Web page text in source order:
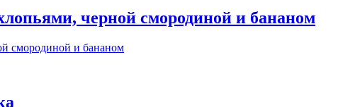
черной смородиной и бананом